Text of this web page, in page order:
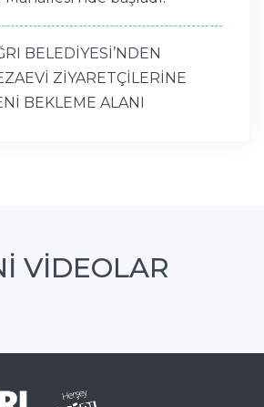
BELEDİYESİ’NDEN
ZİYARETÇİLERİNE
BEKLEME ALANI
VİDEOLAR